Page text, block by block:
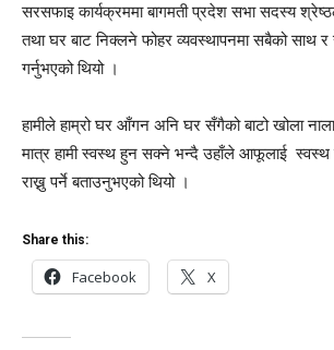
सरसफाइ कार्यक्रममा बागमती प्रदेश सभा सदस्य
तथा घर बाट निक्लने फोहर व्यवस्थापनमा सबैको साथ र
गर्नुभएको थियो ।
हामीले हाम्रो घर आँगन अनि घर सँगैको बाटो खोला
मात्र हामी स्वस्थ हुन सक्ने भन्दै उहाँले आफूलाई स्वस्थ
राख्नु पर्ने बताउनुभएको थियो ।
Share this:
Facebook X